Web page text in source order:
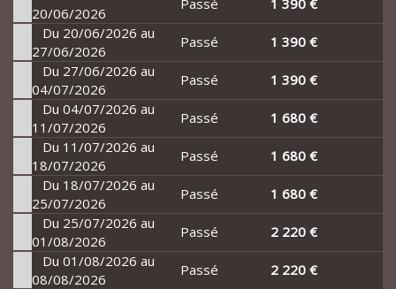
20/06/2026
Passé
1 390 €
Du 20/06/2026 au
27/06/2026
Passé
1 390 €
Du 27/06/2026 au
04/07/2026
Passé
1 390 €
Du 04/07/2026 au
11/07/2026
Passé
1 680 €
Du 11/07/2026 au
18/07/2026
Passé
1 680 €
Du 18/07/2026 au
25/07/2026
Passé
1 680 €
Du 25/07/2026 au
01/08/2026
Passé
2 220 €
Du 01/08/2026 au
08/08/2026
Passé
2 220 €